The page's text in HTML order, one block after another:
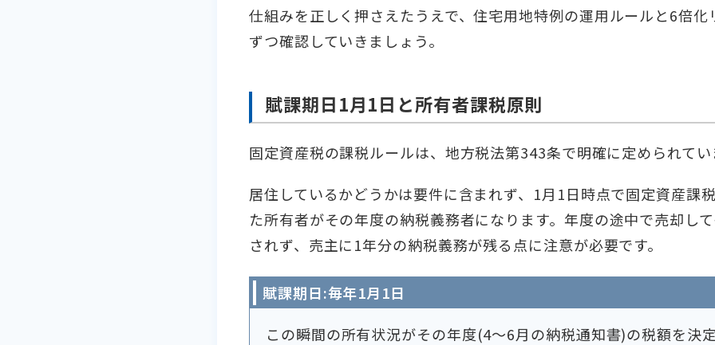
仕組みを正しく押さえたうえで、住宅用地特例の運用ルールと6倍化
ずつ確認していきましょう。
賦課期日1月1日と所有者課税原則
固定資産税の課税ルールは、地方税法第343条で明確に定められて
居住しているかどうかは要件に含まれず、1月1日時点で固定資産課
た所有者がその年度の納税義務者になります。年度の途中で売却し
されず、売主に1年分の納税義務が残る点に注意が必要です。
賦課期日:毎年1月1日
この瞬間の所有状況がその年度(4～6月の納税通知書)の税額を決